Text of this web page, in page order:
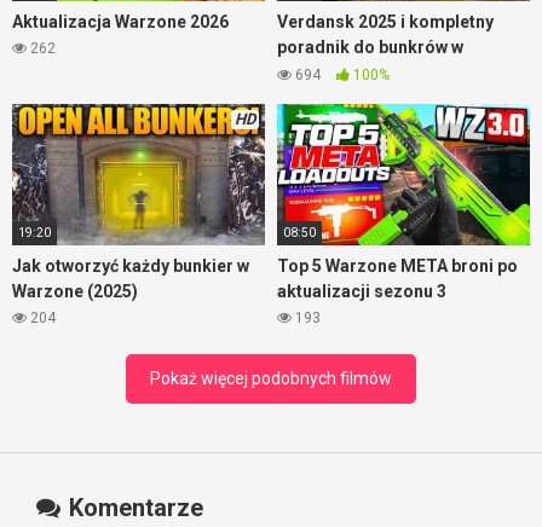
Aktualizacja Warzone 2026
262
Verdansk 2025 i kompletny
poradnik do bunkrów w
Warzone
694 100%
HD
19:20
Jak otworzyć każdy bunkier w
Warzone (2025)
204
08:50
Top 5 Warzone META broni po
aktualizacji sezonu 3
193
Pokaż więcej podobnych filmów
Komentarze